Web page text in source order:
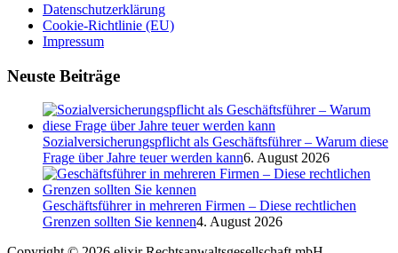
Datenschutzerklärung
Cookie-Richtlinie (EU)
Impressum
Neuste Beiträge
Sozialversicherungspflicht als Geschäftsführer – Warum diese
Frage über Jahre teuer werden kann6. August 2026
Geschäftsführer in mehreren Firmen – Diese rechtlichen
Grenzen sollten Sie kennen4. August 2026